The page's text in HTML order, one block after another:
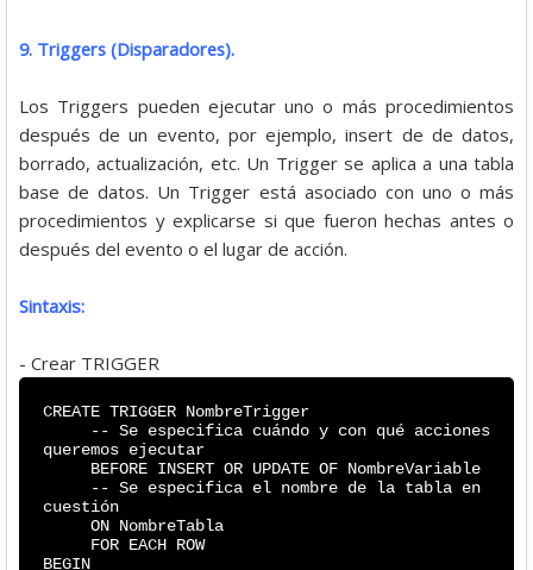
9. Triggers (Disparadores).
Los Triggers pueden ejecutar uno o más procedimientos
después de un evento, por ejemplo, insert de de datos,
borrado, actualización, etc. Un Trigger se aplica a una tabla
base de datos. Un Trigger está asociado con uno o más
procedimientos y explicarse si que fueron hechas antes o
después del evento o el lugar de acción.
Sintaxis:
- Crear TRIGGER
CREATE TRIGGER NombreTrigger
-- Se especifica cuándo y con qué acciones
queremos ejecutar
BEFORE INSERT OR UPDATE OF NombreVariable
-- Se especifica el nombre de la tabla en
cuestión
ON NombreTabla
FOR EACH ROW
BEGIN